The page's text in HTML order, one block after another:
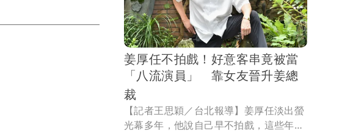
《將冰山劈開》等金曲，也出自他手筆。
他也是出色的演員，多以配角或客串身分
登場，最為人熟知的角色包括喜劇片《小
男人周記》大古惑、《逃學威龍》臥底警
員王Sir、《唐伯虎點秋香》華太師府私塾
老師（首席西賓）。
姜厚任不拍戲！好意客串竟被當
「八流演員」 靠女友晉升姜總
裁
【記者王思穎／台北報導】姜厚任淡出螢
光幕多年，他說自己早不拍戲，這些年其